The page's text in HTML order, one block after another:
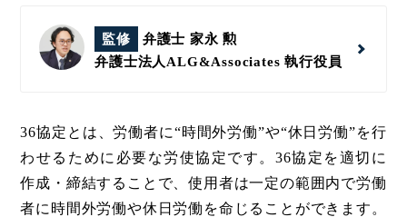
監修
弁護士 家永 勲
弁護士法人ALG&Associates執行役員
36協定とは、労働者に“時間外労働”や“休日労働”を行
わせるために必要な労使協定です。36協定を適切に
作成・締結することで、使用者は一定の範囲内で労働
者に時間外労働や休日労働を命じることができます。